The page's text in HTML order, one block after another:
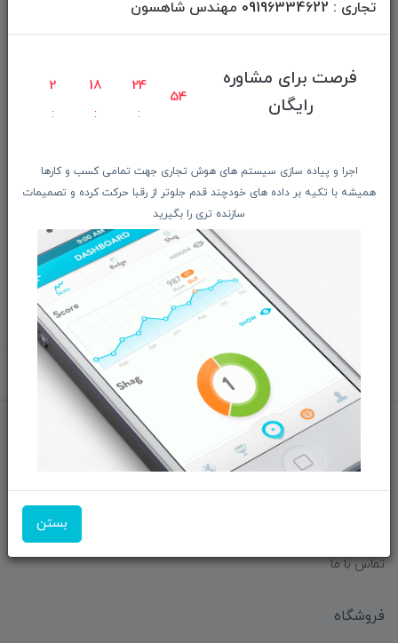
تجاری : 09196334622 مهندس شاهسون
فرصت برای مشاوره
رایگان
2 18 24
54
اجرا و پیاده سازی سیستم های هوش تجاری جهت تمامی کسب و کارها
همیشه با تکیه بر داده های خودچند قدم جلوتر از رقبا حرکت کرده و تصمیمات
سازنده تری را بگیرید
بستن
کانکتورها
Type C
آلیاژ آلومینیوم
برگشت به بالا
فرم ها و آیین نامه ها
تماس با ما
فروشگاه